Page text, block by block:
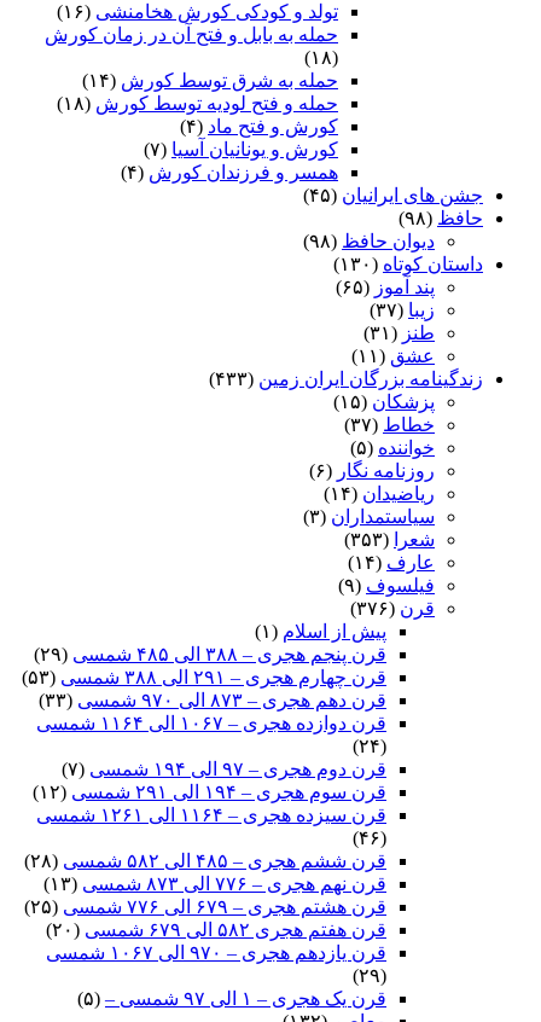
تولد و کودکی کورش هخامنشی (۱۶)
حمله به بابل و فتح آن در زمان کورش
(۱۸)
حمله به شرق توسط کورش (۱۴)
حمله و فتح لودیه توسط کورش (۱۸)
کورش و فتح ماد (۴)
کورش و یونانیان آسیا (۷)
همسر و فرزندان کورش (۴)
جشن های ایرانیان (۴۵)
حافظ (۹۸)
دیوان حافظ (۹۸)
داستان کوتاه (۱۳۰)
پند آموز (۶۵)
زیبا (۳۷)
طنز (۳۱)
عشق (۱۱)
زندگینامه بزرگان ایران زمین (۴۳۳)
پزشکان (۱۵)
خطاط (۳۷)
خواننده (۵)
روزنامه نگار (۶)
ریاضیدان (۱۴)
سیاستمداران (۳)
شعرا
(۳۵۳)
عارف (۱۴)
فیلسوف (۹)
قرن (۳۷۶)
پیش از اسلام (۱)
قرن پنجم هجری – ۳۸۸ الی ۴۸۵ شمسی
(۲۹)
قرن چهارم هجری – ۲۹۱ الی ۳۸۸ شمسی
(۵۳)
قرن دهم هجری – ۸۷۳ الی ۹۷۰ شمسی
(۳۳)
قرن دوازده هجری – ۱۰۶۷ الی ۱۱۶۴ شمسی
(۲۴)
قرن دوم هجری – ۹۷ الی ۱۹۴ شمسی
(۷)
قرن سوم هجری – ۱۹۴ الی ۲۹۱ شمسی
(۱۲)
قرن سیزده هجری – ۱۱۶۴ الی ۱۲۶۱ شمسی
(۴۶)
قرن ششم هجری – ۴۸۵ الی ۵۸۲ شمسی
(۲۸)
قرن نهم هجری – ۷۷۶ الی ۸۷۳ شمسی
(۱۳)
قرن هشتم هجری – ۶۷۹ الی ۷۷۶ شمسی
(۲۵)
قرن هفتم هجری ۵۸۲ الی ۶۷۹ شمسی
(۲۰)
قرن یازدهم هجری – ۹۷۰ الی ۱۰۶۷ شمسی
(۲۹)
قرن یک هجری – ۱ الی ۹۷ شمسی –
(۵)